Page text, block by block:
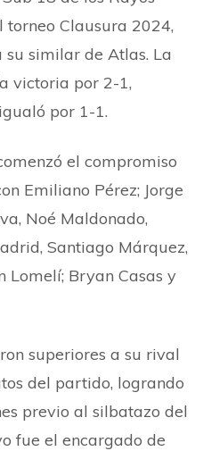
torneo Clausura 2024,
similar de Atlas. La
victoria por 2-1,
por 1-1.
el compromiso
Emiliano Pérez; Jorge
Noé Maldonado,
Santiago Márquez,
Lomelí; Bryan Casas y
superiores a su rival
del partido, logrando
previo al silbatazo del
fue el encargado de